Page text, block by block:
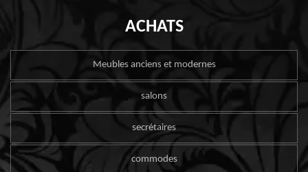
ACHATS
Meubles anciens et modernes
salons
secrétaires
commodes